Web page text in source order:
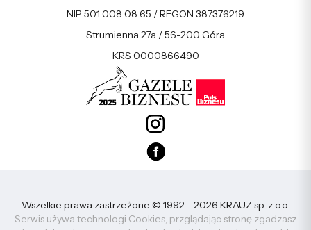
NIP 501 008 08 65 / REGON 387376219
Strumienna 27a / 56-200 Góra
KRS 0000866490
Wszelkie prawa zastrzeżone © 1992 - 2026 KRAUZ sp. z o.o.
Serwis używa technologi Cookies, przglądając stronę zgadzasz